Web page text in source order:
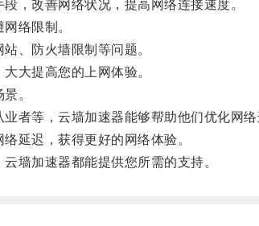
改善网络状况，提高网络连接速度。
络限制。
、防火墙限制等问题。
大提高您的上网体验。
。
等，云墙加速器能够帮助他们优化网络
延迟，获得更好的网络体验。
墙加速器都能提供您所需的支持。